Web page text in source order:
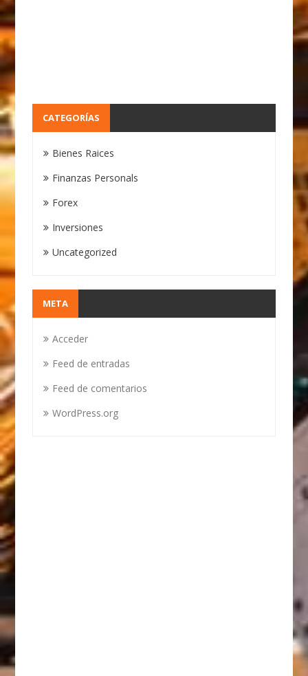
CATEGORÍAS
Bienes Raices
Finanzas Personals
Forex
Inversiones
Uncategorized
META
Acceder
Feed de entradas
Feed de comentarios
WordPress.org